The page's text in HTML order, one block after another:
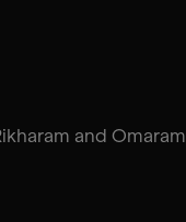
and Omaram